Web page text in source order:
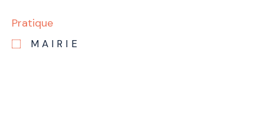
Pratique
MAIRIE